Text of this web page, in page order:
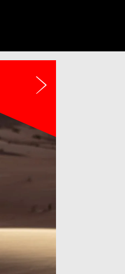
Urmatorul